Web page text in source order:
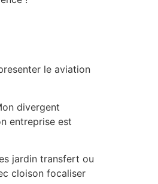
le aviation
divergent
entreprise est
jardin transfert ou
cloison focaliser